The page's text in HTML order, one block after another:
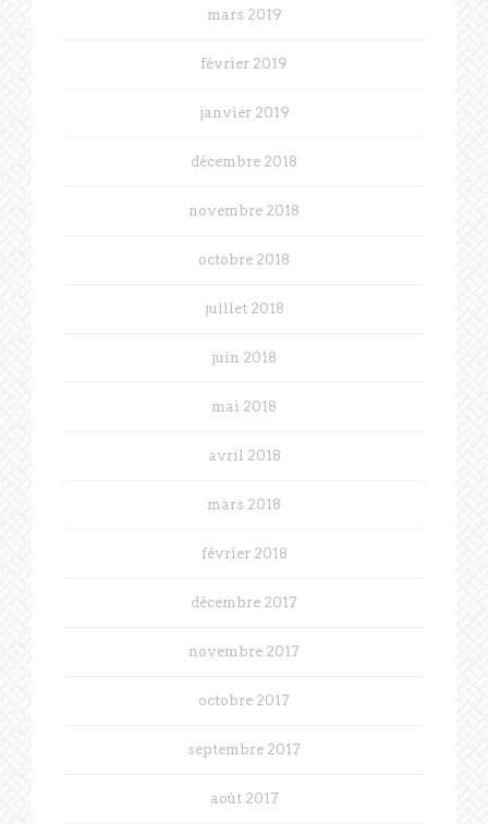
mars 2019
février 2019
janvier 2019
décembre 2018
novembre 2018
octobre 2018
juillet 2018
juin 2018
mai 2018
avril 2018
mars 2018
février 2018
décembre 2017
novembre 2017
octobre 2017
septembre 2017
août 2017